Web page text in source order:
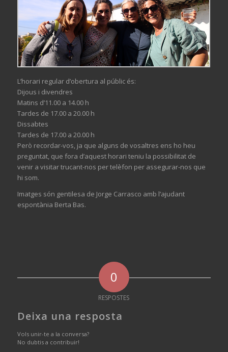
L’horari regular d’obertura al públic és:
Dijous i divendres
Matins d’11.00 a 14.00 h
Tardes de 17.00a 20.00 h
Dissabtes
Tardes de 17.00a 20.00 h
Però recordar-vos, ja que alguns de vosaltres ens ho heu
preguntat, que fora d’aquest horari teniu la possibilitat de
venir a visitar trucant-nos per telèfon per assegurar-nos que
hi som.
Imatges són gentilesa de Jorge Carrasco amb l’ajudant
espontània Berta Bas.
0
RESPOSTES
Deixa una resposta
Vols unir-te a la conversa?
No dubtis a contribuir!